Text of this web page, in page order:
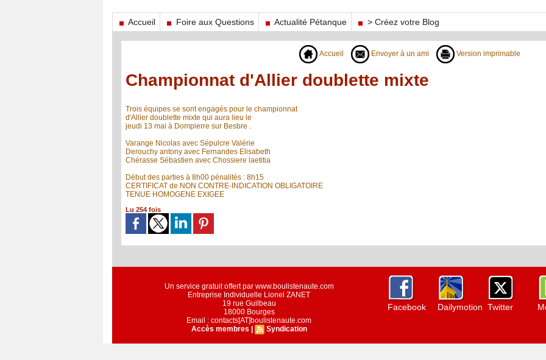
Accueil Foire aux Questions Actualité Pétanque > Créez votre Blog
Accueil Envoyer à un ami Version imprimable
Championnat d'Allier doublette mixte
Trois équipes se sont engagés pour le championnat
d'Allier doublette mixte qui aura lieu le
jeudi 13 mai à Dompierre sur Besbre .
Varange Nicolas avec Sépulcre Valérie
Derouchy antony avec Fernandes Elisabeth
Chérasse Sébastien avec Chossiere laetitia
Début des parties à 8h00 pénalités : 8h15
CERTIFICAT de NON CONTRE-INDICATION OBLIGATOIRE
TENUE HOMOGENE EXIGEE
Lu 254 fois
Un service gratuit offert par www.boulistenaute.com
Entreprise Individuelle Lionel ZANET
19 rue Guilbeau
18000 Bourges
Email : contacts[AT]boulistenaute.com
Accès membres
Syndication
Facebook Dailymotion Twitter